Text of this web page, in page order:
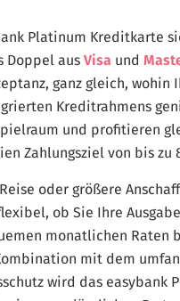
Platinum Kreditkarte
Doppel aus Visa und
ganz gleich, wohin
Kreditrahmens
und profitieren
Zahlungsziel von bis zu
oder größere
ob Sie Ihre
monatlichen Raten
mit dem
wird das easybank